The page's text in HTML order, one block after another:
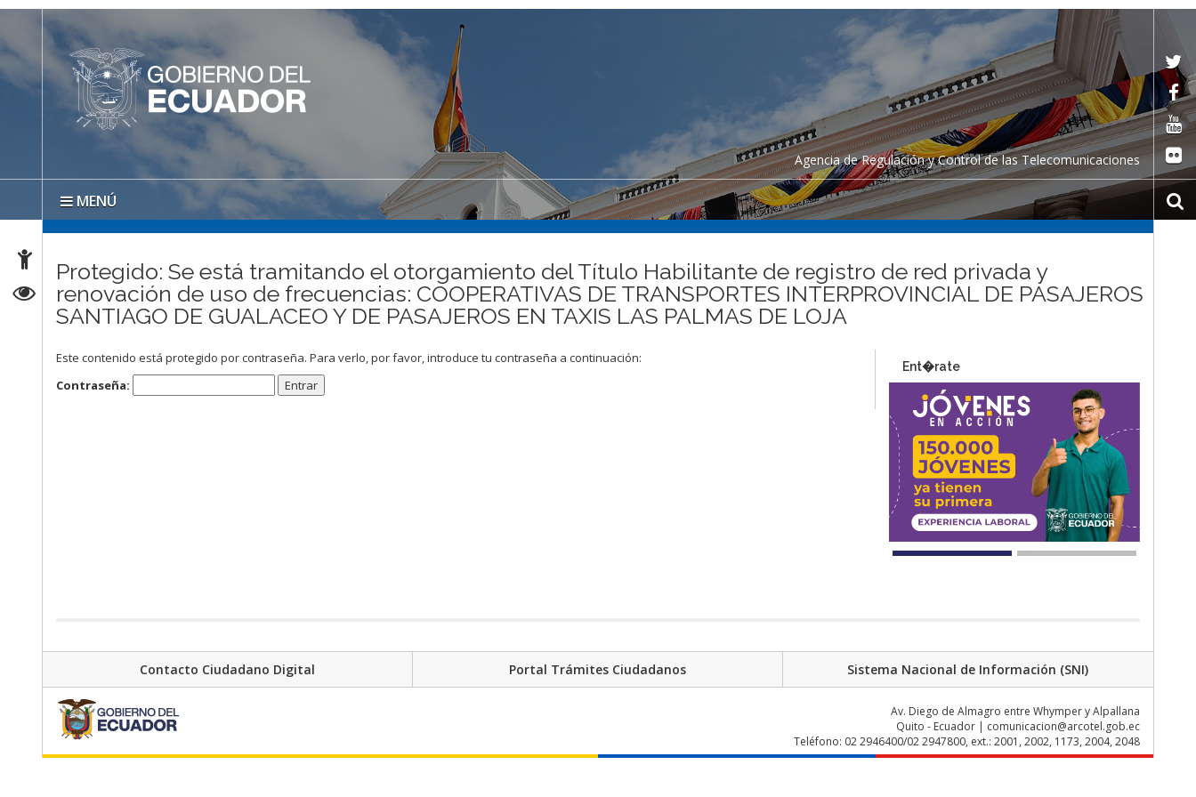
Agencia de Regulación y Control de las Telecomunicaciones
MENÚ
Protegido: Se está tramitando el otorgamiento del Título Habilitante de registro de red privada y
renovación de uso de frecuencias: COOPERATIVAS DE TRANSPORTES INTERPROVINCIAL DE PASAJEROS
SANTIAGO DE GUALACEO Y DE PASAJEROS EN TAXIS LAS PALMAS DE LOJA
Este contenido está protegido por contraseña. Para verlo, por favor, introduce tu contraseña a continuación:
Contraseña:
Ent�rate
Contacto Ciudadano Digital Portal Trámites Ciudadanos Sistema Nacional de Información (SNI)
Av. Diego de Almagro entre Whymper y Alpallana
Quito - Ecuador | comunicacion@arcotel.gob.ec
Teléfono: 02 2946400/02 2947800, ext.: 2001, 2002, 1173, 2004, 2048